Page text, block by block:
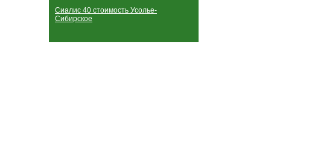
Сиалис 40 стоимость Усолье-
Сибирское